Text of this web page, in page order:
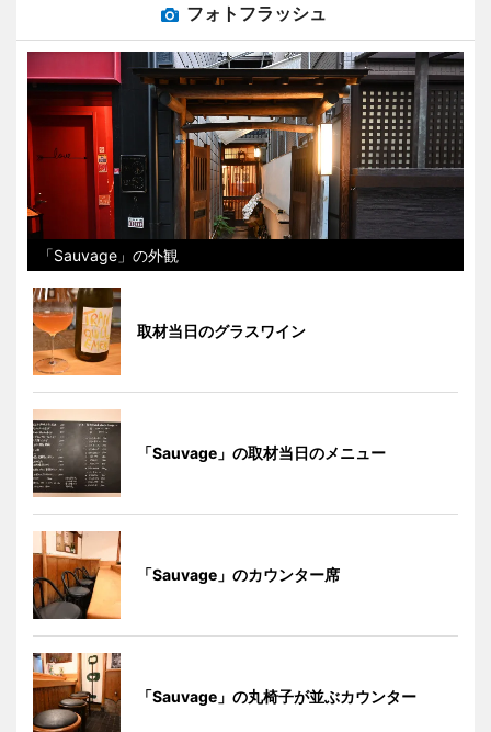
フォトフラッシュ
「Sauvage」の外観
取材当日のグラスワイン
「Sauvage」の取材当日のメニュー
「Sauvage」のカウンター席
「Sauvage」の丸椅子が並ぶカウンター